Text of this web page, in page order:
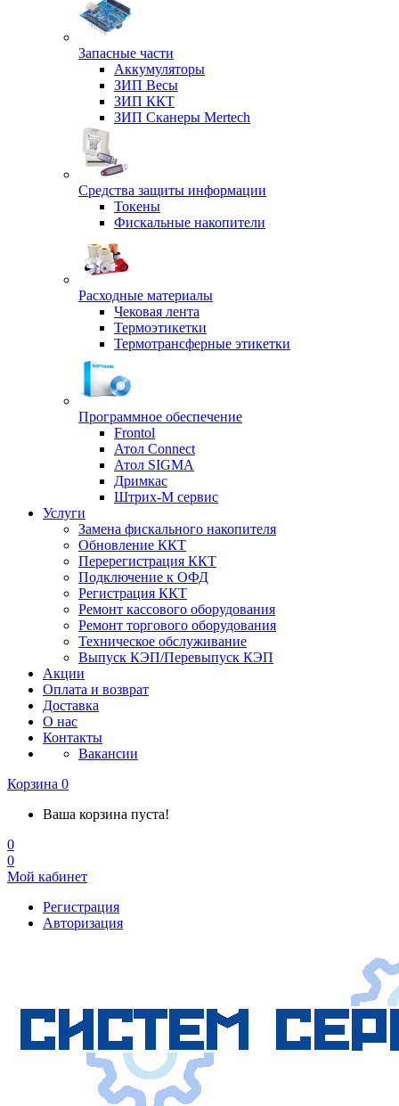
Запасные части
Аккумуляторы
ЗИП Весы
ЗИП ККТ
ЗИП Сканеры Mertech
Средства защиты информации
Токены
Фискальные накопители
Расходные материалы
Чековая лента
Термоэтикетки
Термотрансферные этикетки
Программное обеспечение
Frontol
Атол Connect
Атол SIGMA
Дримкас
Штрих-М сервис
Услуги
Замена фискального накопителя
Обновление ККТ
Перерегистрация ККТ
Подключение к ОФД
Регистрация ККТ
Ремонт кассового оборудования
Ремонт торгового оборудования
Техническое обслуживание
Выпуск КЭП/Перевыпуск КЭП
Акции
Оплата и возврат
Доставка
О нас
Контакты
Вакансии
Корзина 0
Ваша корзина пуста!
0
0
Мой кабинет
Регистрация
Авторизация